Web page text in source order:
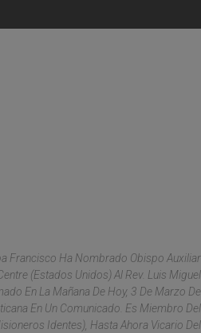
Francisco Ha Nombrado Obispo Auxiliar
(Estados Unidos) Al Rev. Luis Miguel
En La Mañana De Hoy, 3 De Marzo De
En Un Comunicado. Es Miembro Del
Identes), Hasta Ahora Vicario Del